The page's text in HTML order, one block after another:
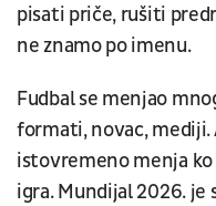
pisati priče, rušiti
ne znamo po imenu.
Fudbal se menjao
formati, novac, mediji.
istovremeno menja ko
igra. Mundijal 2026. je